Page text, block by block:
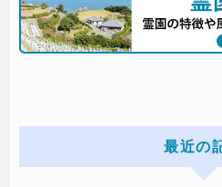
最近の